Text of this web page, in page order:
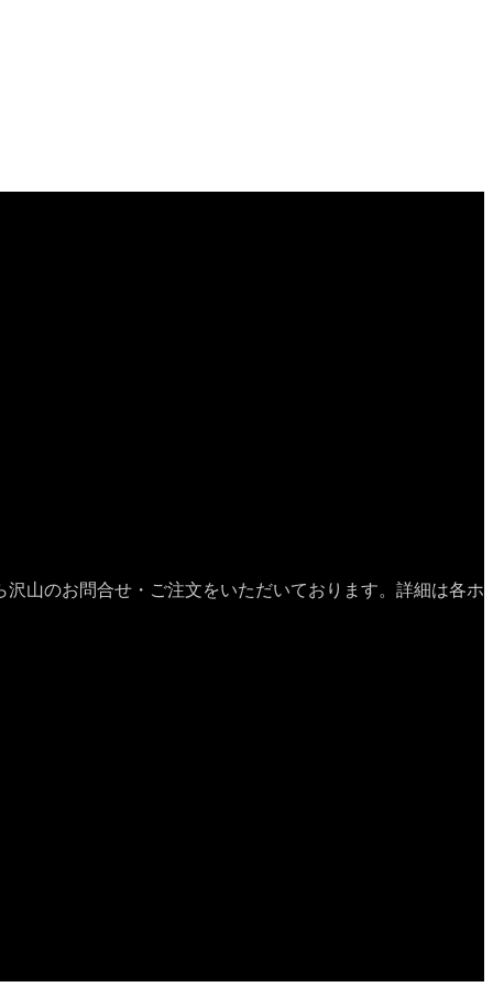
山のお問合せ・ご注文をいただいております。詳細は各ホ